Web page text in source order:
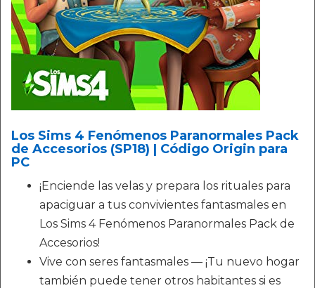
Los Sims 4 Fenómenos Paranormales Pack
de Accesorios (SP18) | Código Origin para
PC
¡Enciende las velas y prepara los rituales para
apaciguar a tus convivientes fantasmales en
Los Sims 4 Fenómenos Paranormales Pack de
Accesorios!
Vive con seres fantasmales — ¡Tu nuevo hogar
también puede tener otros habitantes si es